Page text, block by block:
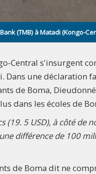
(TMB) à Matadi (Kongo-
Central s'insurgent
une déclaration
de Boma,
dans les écoles de
5 USD), à côté de
différence de 100
de Boma dit ne